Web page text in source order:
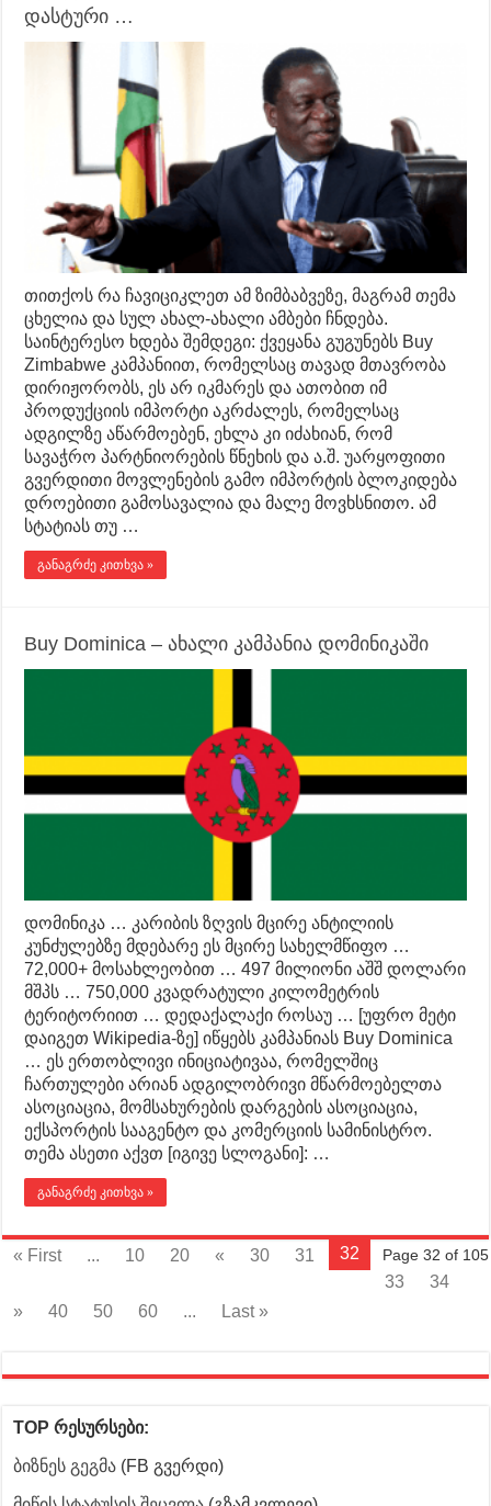
დასტური …
თითქოს რა ჩავიციკლეთ ამ ზიმბაბვეზე, მაგრამ თემა
ცხელია და სულ ახალ-ახალი ამბები ჩნდება.
საინტერესო ხდება შემდეგი: ქვეყანა გუგუნებს Buy
Zimbabwe კამპანიით, რომელსაც თავად მთავრობა
დირიჟორობს, ეს არ იკმარეს და ათობით იმ
პროდუქციის იმპორტი აკრძალეს, რომელსაც
ადგილზე აწარმოებენ, ეხლა კი იძახიან, რომ
სავაჭრო პარტნიორების წნეხის და ა.შ. უარყოფითი
გვერდითი მოვლენების გამო იმპორტის ბლოკიდება
დროებითი გამოსავალია და მალე მოვხსნითო. ამ
სტატიას თუ …
განაგრძე კითხვა »
Buy Dominica – ახალი კამპანია დომინიკაში
დომინიკა … კარიბის ზღვის მცირე ანტილიის
კუნძულებზე მდებარე ეს მცირე სახელმწიფო …
72,000+ მოსახლეობით … 497 მილიონი აშშ დოლარი
მშპს … 750,000 კვადრატული კილომეტრის
ტერიტორიით … დედაქალაქი როსაუ … [უფრო მეტი
დაიგეთ Wikipedia-ზე] იწყებს კამპანიას Buy Dominica
… ეს ერთობლივი ინიციატივაა, რომელშიც
ჩართულები არიან ადგილობრივი მწარმოებელთა
ასოციაცია, მომსახურების დარგების ასოციაცია,
ექსპორტის სააგენტო და კომერციის სამინისტრო.
თემა ასეთი აქვთ [იგივე სლოგანი]: …
განაგრძე კითხვა »
Page 32 of 105
« First ... 10 20 « 30 31
32
33
34
»
40 50 60 ... Last »
TOP რესურსები:
ბიზნეს გეგმა (FB გვერდი)